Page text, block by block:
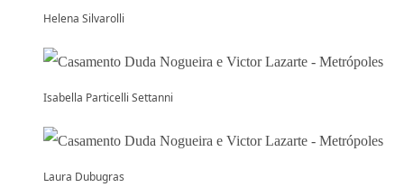
Helena Silvarolli
Isabella Particelli Settanni
Laura Dubugras